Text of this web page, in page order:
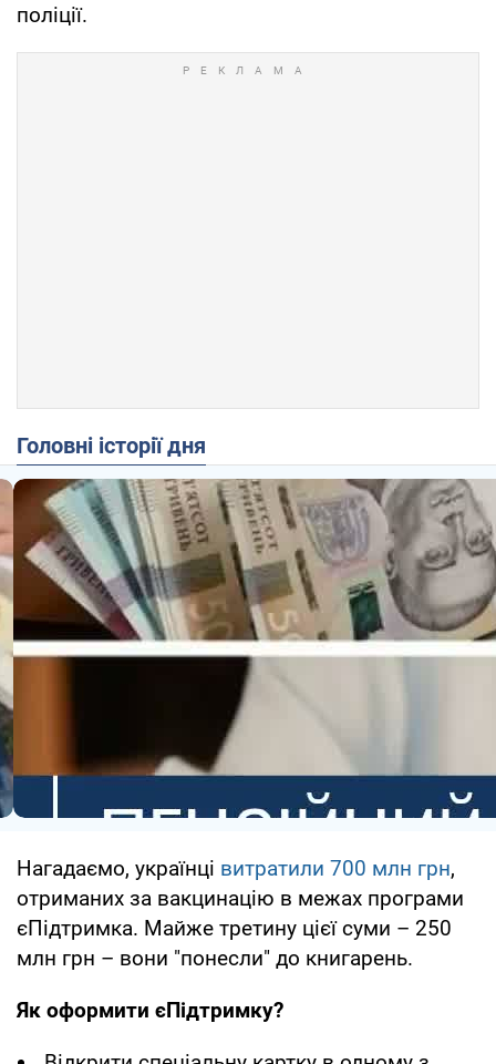
поліції.
Головні історії дня
Нагадаємо, українці витратили 700 млн грн,
отриманих за вакцинацію в межах програми
єПідтримка. Майже третину цієї суми – 250
млн грн – вони "понесли" до книгарень.
Як оформити єПідтримку?